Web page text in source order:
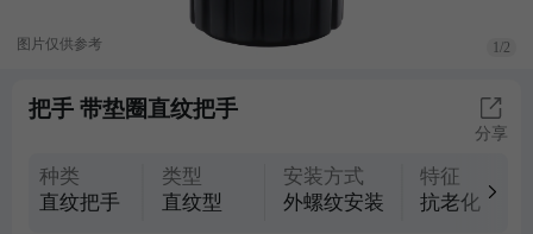
图片仅供参考 1/2
把手 带垫圈直纹把手
分享
种类
直纹把手
类型
直纹型
安装方式
外螺纹安装
特征
抗老化